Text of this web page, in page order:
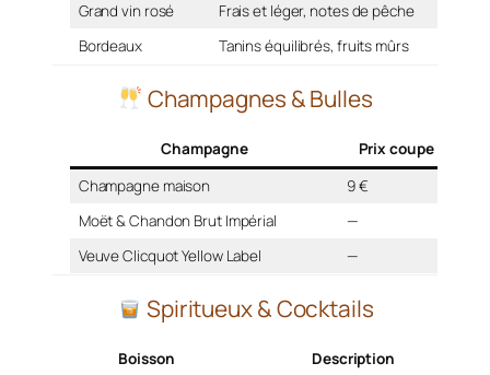
Grand vin rosé
Frais et léger, notes de pêche
Bordeaux
Tanins équilibrés, fruits mûrs
Champagnes & Bulles
Champagne Prix coupe
Champagne maison
9 €
Moët & Chandon Brut Impérial
—
Veuve Clicquot Yellow Label
—
Spiritueux & Cocktails
Boisson
Description